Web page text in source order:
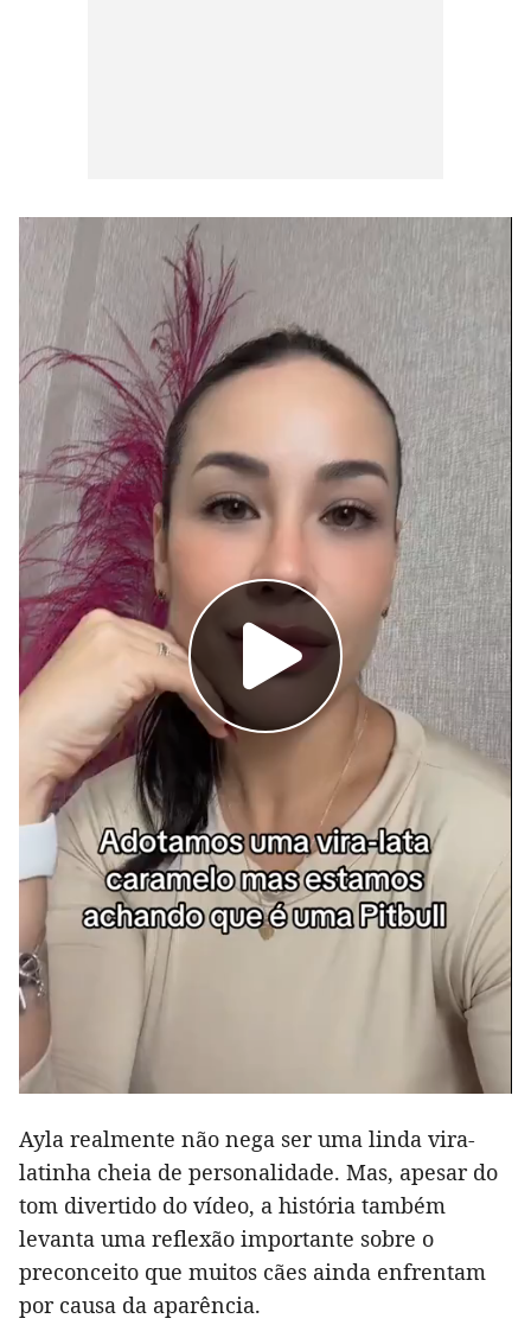
Ayla realmente não nega ser uma linda vira-
latinha cheia de personalidade. Mas, apesar do
tom divertido do vídeo, a história também
levanta uma reflexão importante sobre o
preconceito que muitos cães ainda enfrentam
por causa da aparência.